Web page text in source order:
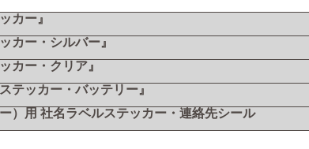
カー』
カー・シルバー』
カー・クリア』
テッカー・バッテリー』
）用 社名ラベルステッカー・連絡先シール